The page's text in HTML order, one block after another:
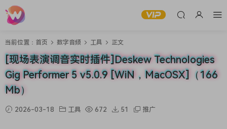
当前位置： 首页 数字音频 工具 正文
[现场表演调音实时插件]Deskew Technologies
Gig Performer 5 v5.0.9 [WiN，MacOSX]（166
Mb）
2026-03-18 工具 672 51 推广